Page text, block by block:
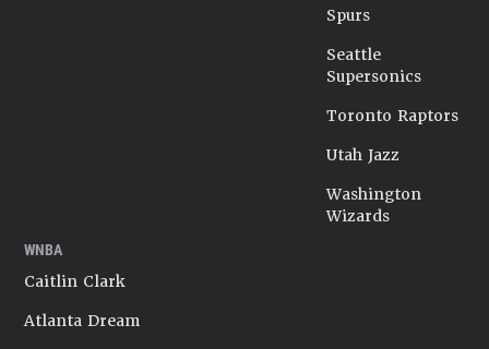
Spurs
Seattle
Supersonics
Toronto Raptors
Utah Jazz
Washington
Wizards
WNBA
Caitlin Clark
Atlanta Dream